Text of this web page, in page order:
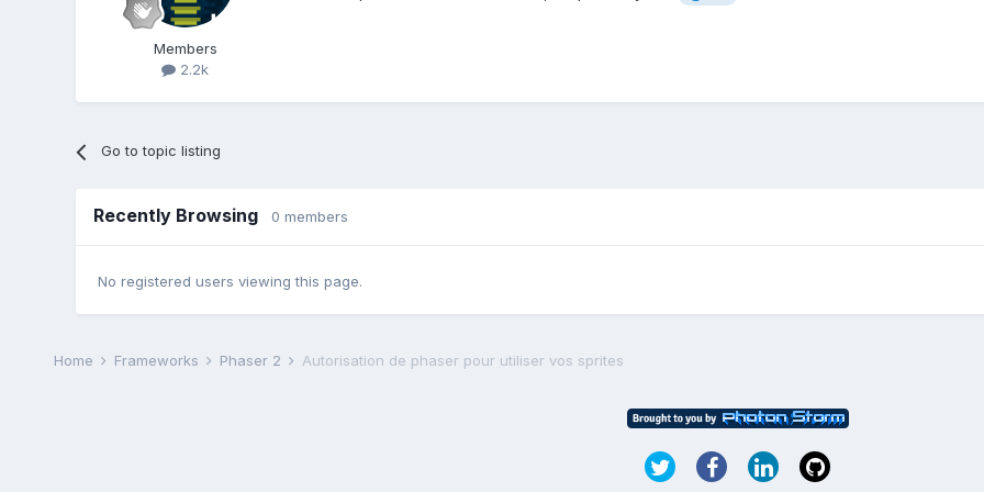
Members
2.2k
Go to topic listing
Recently Browsing 0 members
No registered users viewing this page.
Home Frameworks Phaser 2 Autorisation de phaser pour utiliser vos sprites